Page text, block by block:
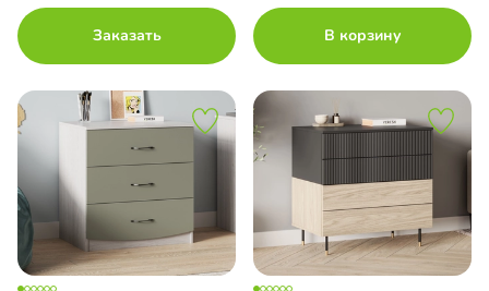
Заказать В корзину